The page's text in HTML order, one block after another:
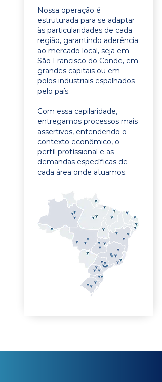
Nossa operação é
estruturada para se adaptar
às particularidades de cada
região, garantindo aderência
ao mercado local, seja em
São Francisco do Conde, em
grandes capitais ou em
polos industriais espalhados
pelo país.
Com essa capilaridade,
entregamos processos mais
assertivos, entendendo o
contexto econômico, o
perfil profissional e as
demandas específicas de
cada área onde atuamos.